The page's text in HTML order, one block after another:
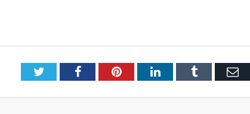
TwitterFacebookPinterestLinkedInTumblr E-